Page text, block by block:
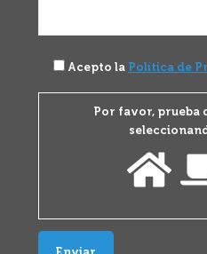
Acepto la Política de
Por favor, prueba